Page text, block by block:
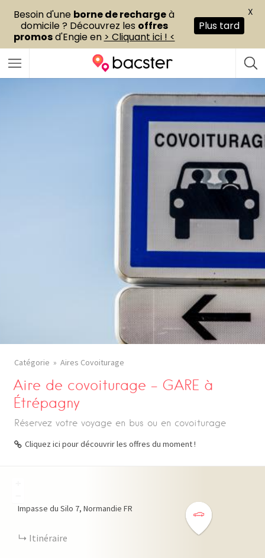
Catégorie Aires Covoiturage
Aire de covoiturage – GARE à
Étrépagny
Réservez votre voyage en bus ou en covoiturage
Cliquez ici pour découvrir les offres du moment !
Impasse du Silo 7 Normandie FR
Itinéraire
Besoin d'une borne de rechargeà
domicile ? Découvrez les offres
promosd'Engie en > Cliquant ici ! <
Plus tard
X